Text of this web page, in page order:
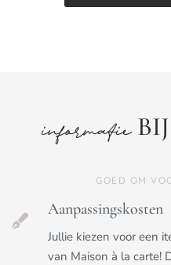
informatie
GOED OM
Aanpassingskosten
Jullie kiezen voor een
van Maison à la carte!